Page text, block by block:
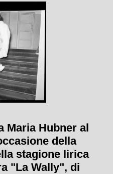
Maria Hubner al
della
stagione lirica
"La Wally", di